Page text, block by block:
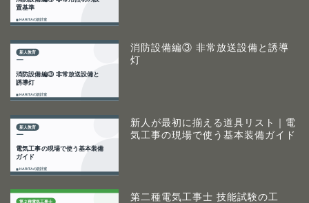
消防設備編③ 非常放送設備と誘導
灯
新人が最初に揃える道具リスト｜電
気工事の現場で使う基本装備ガイド
第二種電気工事士 技能試験の工